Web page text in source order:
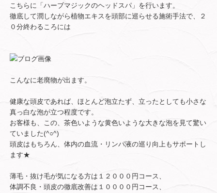
こちらに「ハーブマジックのヘッドスパ」を行います。
徹底して潤しながら植物エキスを頭部に巡らせる施術手法で、２
０分終わるころには
こんなに老廃物が出ます。
健康な頭皮であれば、ほとんど泡立たず、立ったとしても小さな
真っ白な泡が立つ程度です。
お客様も、この、茶色いような黄色いような大きな泡を見て驚い
ていました(^○^)
頭皮はもちろん、体内の血流・リンパ液の巡り向上もサポートし
ます★
薄毛・抜け毛が気になる方は１２０００円コース、
体調不良・頭皮の徹底改善は１００００円コース、